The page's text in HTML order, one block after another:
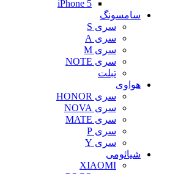
iPhone 5
سامسونگ
سری S
سری A
سری M
سری NOTE
تبلت
هواوی
سری HONOR
سری NOVA
سری MATE
سری P
سری Y
شیائومی
XIAOMI